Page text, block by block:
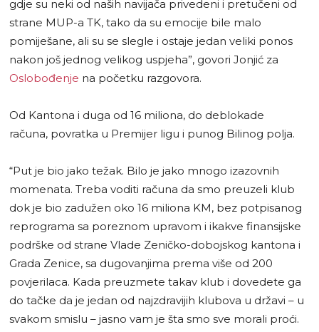
gdje su neki od naših navijača privedeni i pretučeni od
strane MUP-a TK, tako da su emocije bile malo
pomiješane, ali su se slegle i ostaje jedan veliki ponos
nakon još jednog velikog uspjeha”, govori Jonjić za
Oslobođenje na početku razgovora.
Od Kantona i duga od 16 miliona, do deblokade
računa, povratka u Premijer ligu i punog Bilinog polja.
“Put je bio jako težak. Bilo je jako mnogo izazovnih
momenata. Treba voditi računa da smo preuzeli klub
dok je bio zadužen oko 16 miliona KM, bez potpisanog
reprograma sa poreznom upravom i ikakve finansijske
podrške od strane Vlade Zeničko-dobojskog kantona i
Grada Zenice, sa dugovanjima prema više od 200
povjerilaca. Kada preuzmete takav klub i dovedete ga
do tačke da je jedan od najzdravijih klubova u državi – u
svakom smislu – jasno vam je šta smo sve morali proći.